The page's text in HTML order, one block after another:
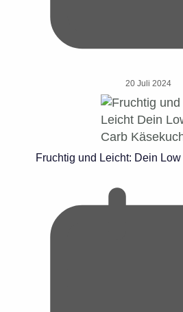
20 Juli 2024
Fruchtig und Leicht: Dein